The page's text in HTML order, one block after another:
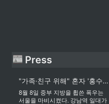
Press
"가족·친구 위해" 혼자 '홍수 경보 웹사이트' 만든 고3 수험생
8월 8일 중부 지방을 휩쓴 폭우는
서울을 마비시켰다. 강남역 일대가